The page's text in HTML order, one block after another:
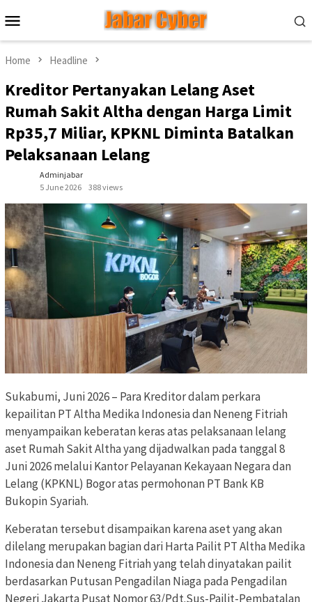
to
contentMenu
Home Headline
Kreditor Pertanyakan Lelang Aset
Rumah Sakit Altha dengan Harga Limit
Rp35,7 Miliar, KPKNL Diminta Batalkan
Pelaksanaan Lelang
Adminjabar
5 June 2026
388 views
Sukabumi, Juni 2026 – Para Kreditor dalam perkara
kepailitan PT Altha Medika Indonesia dan Neneng Fitriah
menyampaikan keberatan keras atas pelaksanaan lelang
aset Rumah Sakit Altha yang dijadwalkan pada tanggal 8
Juni 2026 melalui Kantor Pelayanan Kekayaan Negara dan
Lelang (KPKNL) Bogor atas permohonan PT Bank KB
Bukopin Syariah.
Keberatan tersebut disampaikan karena aset yang akan
dilelang merupakan bagian dari Harta Pailit PT Altha Medika
Indonesia dan Neneng Fitriah yang telah dinyatakan pailit
berdasarkan Putusan Pengadilan Niaga pada Pengadilan
Negeri Jakarta Pusat Nomor 63/Pdt.Sus-Pailit-Pembatalan